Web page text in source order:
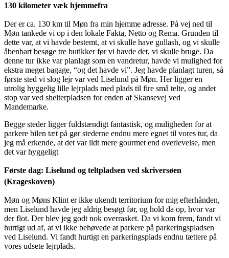
130 kilometer væk hjemmefra
Der er ca. 130 km til Møn fra min hjemme adresse. På vej ned til
Møn tankede vi op i den lokale Fakta, Netto og Rema. Grunden til
dette var, at vi havde bestemt, at vi skulle have gullash, og vi skulle
åbenbart besøge tre butikker før vi havde det, vi skulle bruge. Da
denne tur ikke var planlagt som en vandretur, havde vi mulighed for
ekstra meget bagage, “og det havde vi”. Jeg havde planlagt turen, så
første sted vi slog lejr var ved Liselund på Møn. Her ligger en
utrolig hyggelig lille lejrplads med plads til fire små telte, og andet
stop var ved shelterpladsen for enden af Skansevej ved
Mandemarke.
Begge steder ligger fuldstændigt fantastisk, og muligheden for at
parkere bilen tæt på gør stederne endnu mere egnet til vores tur, da
jeg må erkende, at det var lidt mere gourmet end overlevelse, men
det var hyggeligt
Første dag: Liselund og teltpladsen ved skriversøen
(Krageskoven)
Møn og Møns Klint er ikke ukendt territorium for mig efterhånden,
men Liselund havde jeg aldrig besøgt før, og hold da op, hvor var
der flot. Der blev jeg godt nok overrasket. Da vi kom frem, fandt vi
hurtigt ud af, at vi ikke behøvede at parkere på parkeringspladsen
ved Liselund. Vi fandt hurtigt en parkeringsplads endnu tættere på
vores udsete lejrplads.